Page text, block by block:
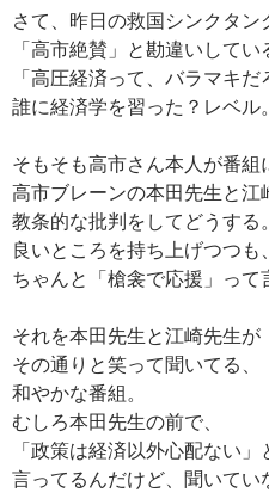
さて、昨日の救国シンクタン
「高市絶賛」と勘違いしてい
「高圧経済って、バラマキだ
誰に経済学を習った？レベル。
そもそも高市さん本人が番組
高市ブレーンの本田先生と江
教条的な批判をしてどうする。
良いところを持ち上げつつも、
ちゃんと「槍衾で応援」って
それを本田先生と江崎先生が
その通りと笑って聞いてる、
和やかな番組。
むしろ本田先生の前で、
「政策は経済以外心配ない」
言ってるんだけど、聞いてい